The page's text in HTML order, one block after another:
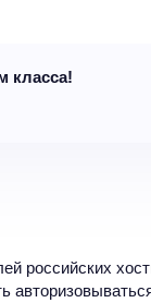
российских
класса!